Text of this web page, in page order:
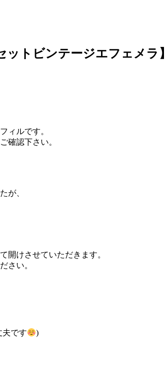
トビンテージエフェメラ】
ィルです。
確認下さい。
が、
開けさせていただきます。
さい。
夫です
)